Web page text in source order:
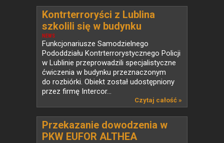
NEWS
Kontrterroryści z Lublina
szkolili się w budynku
przeznaczonym do rozbiórki
Funkcjonariusze Samodzielnego
Pododdziału Kontrterrorystycznego Policji
w Lublinie przeprowadzili specjalistyczne
ćwiczenia w budynku przeznaczonym
do rozbiórki. Obiekt został udostępniony
przez firmę Intercor...
Czytaj całość »
Przekazanie dowodzenia w
PKW EUFOR ALTHEA